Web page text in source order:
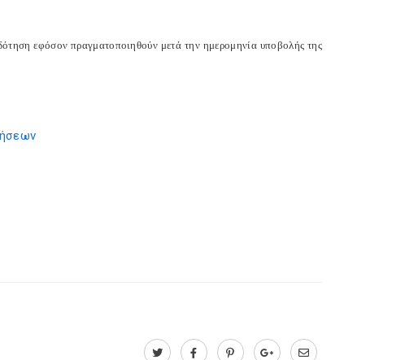
εφόσον πραγματοποιηθούν μετά την ημερομηνία υποβολής της